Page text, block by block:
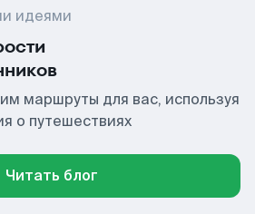
идеями
маршруты для вас, используя
о путешествиях
Читать блог